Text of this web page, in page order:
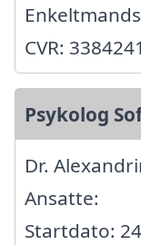
CVR:
Psykolog
Dr.
Ansatte:
Startdato: